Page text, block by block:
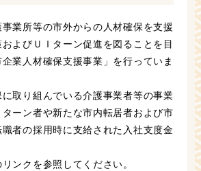
業所等の市外からの人材確保を支援
よびＵＩターン促進を図ることを目
業人材確保支援事業」を行っていま
取り組んでいる介護事業者等の事業
ーン者や新たな市内転居者および市
者の採用時に支給された入社支度金
ンクを参照してください。